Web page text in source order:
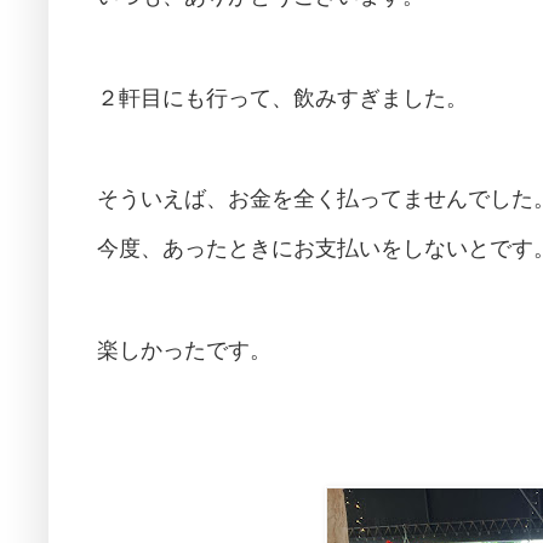
２軒目にも行って、飲みすぎました。
そういえば、お金を全く払ってませんでした
今度、あったときにお支払いをしないとです
楽しかったです。